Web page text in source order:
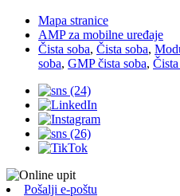
Mapa stranice
AMP za mobilne uređaje
Čista soba, Čista soba,
soba, GMP čista soba,
Pošalji e-poštu